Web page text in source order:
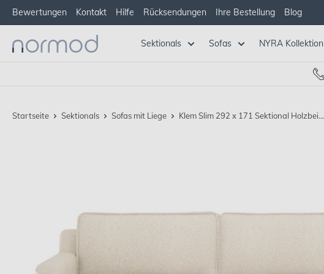
Zum
Inhalt
springen
Bewertungen Kontakt Hilfe Rücksendungen Ihre Bestellung Blog
Normod
Sektionals Sofas NYRA Kollektion
Startseite Sektionals Sofas mit Liege Klem Slim 292 x 171 Sektional Holzbei...